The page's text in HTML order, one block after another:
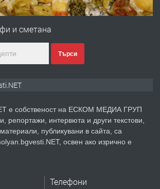
Имот в Северна Гърция, до Кавала
преди 2 години
КЪЩА В МАРОНЯ
и сметана
Търси
е собственост на ЕСКОМ МЕДИА ГРУП
репортажи, интервюта и други текстови,
публикувани в сайта, са
освен ако изрично е
Телефони